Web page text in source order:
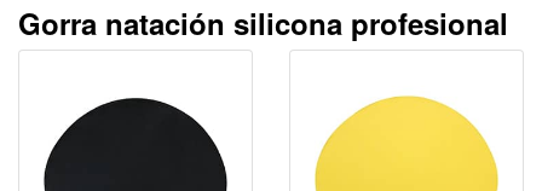
Gorra natación silicona profesional